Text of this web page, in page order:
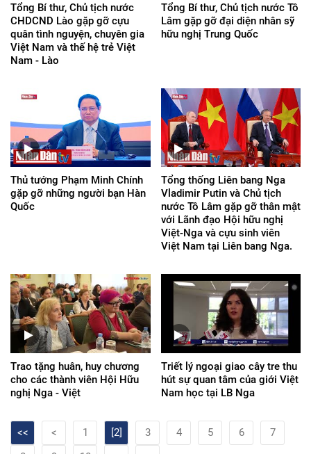
Tổng Bí thư, Chủ tịch nước
CHDCND Lào gặp gỡ cựu
quân tình nguyện, chuyên gia
Việt Nam và thế hệ trẻ Việt
Nam - Lào
Tổng Bí thư, Chủ tịch nước Tô
Lâm gặp gỡ đại diện nhân sỹ
hữu nghị Trung Quốc
Thủ tướng Phạm Minh Chính
gặp gỡ những người bạn Hàn
Quốc
Tổng thống Liên bang Nga
Vladimir Putin và Chủ tịch
nước Tô Lâm gặp gỡ thân mật
với Lãnh đạo Hội hữu nghị
Việt-Nga và cựu sinh viên
Việt Nam tại Liên bang Nga.
Trao tặng huân, huy chương
cho các thành viên Hội Hữu
nghị Nga - Việt
Triết lý ngoại giao cây tre thu
hút sự quan tâm của giới Việt
Nam học tại LB Nga
<< < 1 [2] 3 4 5 6
7